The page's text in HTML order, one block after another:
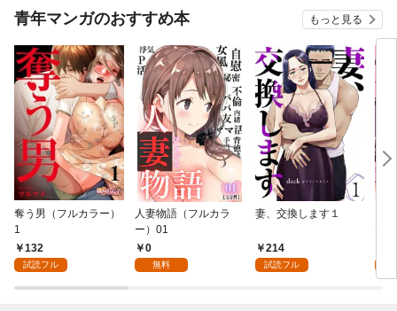
青年マンガのおすすめ本 もっと見る
奪う男（フルカラー）
1
132
試読フル
人妻物語（フルカラ
ー）01
0
無料
妻、交換します１
214
試読フル
な